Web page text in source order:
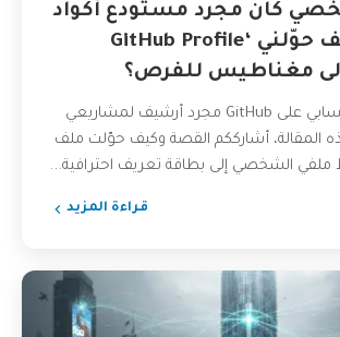
كان مجرد مستودع أكواد
صامت: كيف حوّلني ‘GitHub Profile
لسنوات، كان حسابي على GitHub مجرد أرشيف لمشاريعي
المقالة، أشارككم القصة وكيف حوّلت ملف
قراءة المزيد